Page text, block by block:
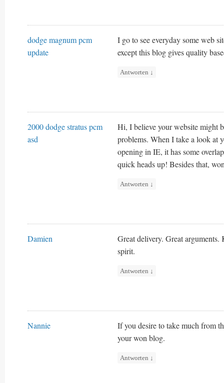
dodge magnum pcm
update
I go to see everyday some web
except this blog gives quality
Antworten ↓
2000 dodge stratus pcm
asd
Hi, I believe your website might
problems. When I take a look at
opening in IE, it has some
quick heads up! Besides that,
Antworten ↓
Damien
Great delivery. Great arguments.
spirit.
Antworten ↓
Nannie
If you desire to take much from
your won blog.
Antworten ↓